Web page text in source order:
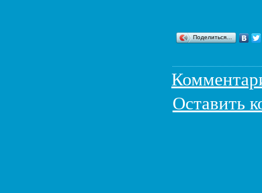
Поделиться…
Оставить